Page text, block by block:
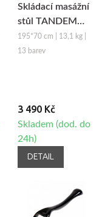
Skládací masážní
stůl TANDEM
Basic-2
195*70 cm | 13,1 kg |
13 barev
3 490 Kč
Skladem (dod. do
24h)
DETAIL